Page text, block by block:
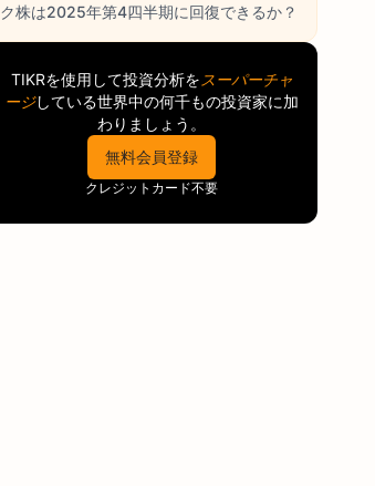
ク株は2025年第4四半期に回復できるか？
TIKRを使用して投資分析を スーパーチャ
ージしている世界中の何千もの投資家に加
わりましょう。
無料会員登録
クレジットカード不要